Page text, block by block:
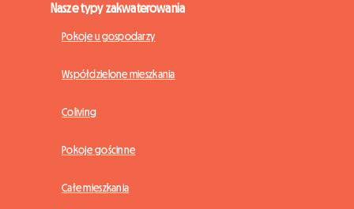
Nasze typy zakwaterowania
Pokoje u gospodarzy
Współdzielone mieszkania
Coliving
Pokoje gościnne
Całe mieszkania